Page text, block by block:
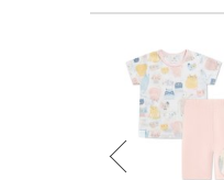
prev